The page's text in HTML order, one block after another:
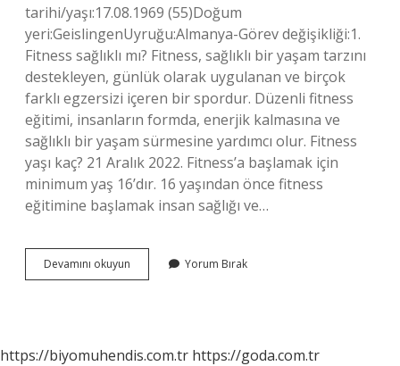
tarihi/yaşı:17.08.1969 (55)Doğum
yeri:GeislingenUyruğu:Almanya-Görev değişikliği:1.
Fitness sağlıklı mı? Fitness, sağlıklı bir yaşam tarzını
destekleyen, günlük olarak uygulanan ve birçok
farklı egzersizi içeren bir spordur. Düzenli fitness
eğitimi, insanların formda, enerjik kalmasına ve
sağlıklı bir yaşam sürmesine yardımcı olur. Fitness
yaşı kaç? 21 Aralık 2022. Fitness’a başlamak için
minimum yaş 16’dır. 16 yaşından önce fitness
eğitimine başlamak insan sağlığı ve…
Devamını okuyun
Greer
Yorum Bırak
https://biyomuhendis.com.tr https://goda.com.tr